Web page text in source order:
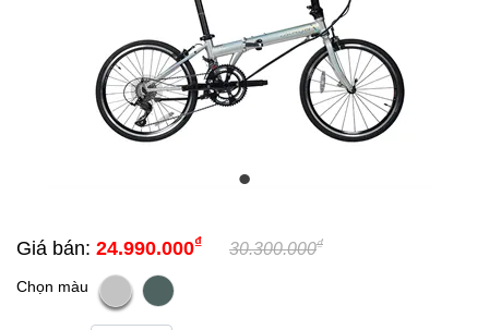
Giá bán: 24.990.000₫ 30.300.000₫
Chọn màu